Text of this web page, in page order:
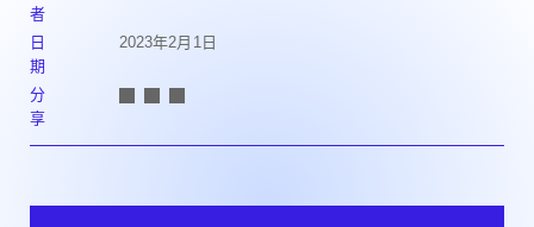
者
日
期
2023年2月1日
分
享